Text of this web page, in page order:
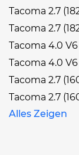
Tacoma 2.7
Tacoma 2.7
Tacoma 4.0
Tacoma 4.0
Tacoma 2.7
Tacoma 2.7
Alles Zeigen